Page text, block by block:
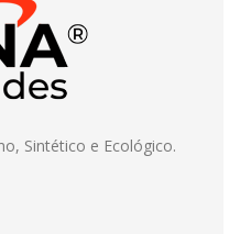
Sintético e Ecológico.